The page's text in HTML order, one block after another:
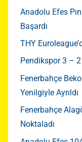
Anadolu Efes
Başardı
THY
Pendikspor 3 –
Fenerbahçe
Yenilgiyle Ayrıldı
Fenerbahçe
Noktaladı